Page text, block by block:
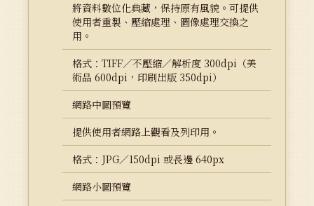
將資料數位化典藏，保持原有風貌。可提供
使用者重製、壓縮處理、圖像處理交換之
用。
格式：TIFF／不壓縮／解析度 300dpi（美
術品 600dpi，印刷出版 350dpi）
網路中圖預覽
提供使用者網路上觀看及列印用。
格式：JPG／150dpi 或長邊 640px
網路小圖預覽